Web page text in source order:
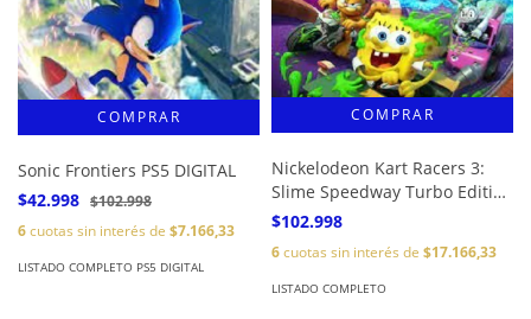
Sonic Frontiers PS5 DIGITAL
$42.998 $102.998
6cuotas sin interés de $7.166,33
LISTADO COMPLETO PS5 DIGITAL
Nickelodeon Kart Racers 3:
Slime Speedway Turbo Edition
DIGITAL
$102.998
6cuotas sin interés de $17.166,33
LISTADO COMPLETO